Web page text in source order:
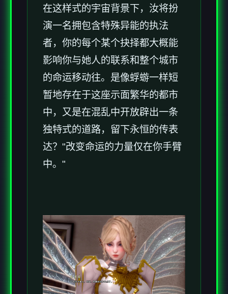
在这样式的宇宙背景下，汝将扮
演一名拥包含特殊异能的执法
者，你的每个某个抉择都大概能
影响你与她人的联系和整个城市
的命运移动往。是像蜉蝣一样短
暂地存在于这座示面繁华的都市
中，又是在混乱中开放辟出一条
独特式的道路，留下永恒的传表
达？"改变命运的力量仅在你手臂
中。"